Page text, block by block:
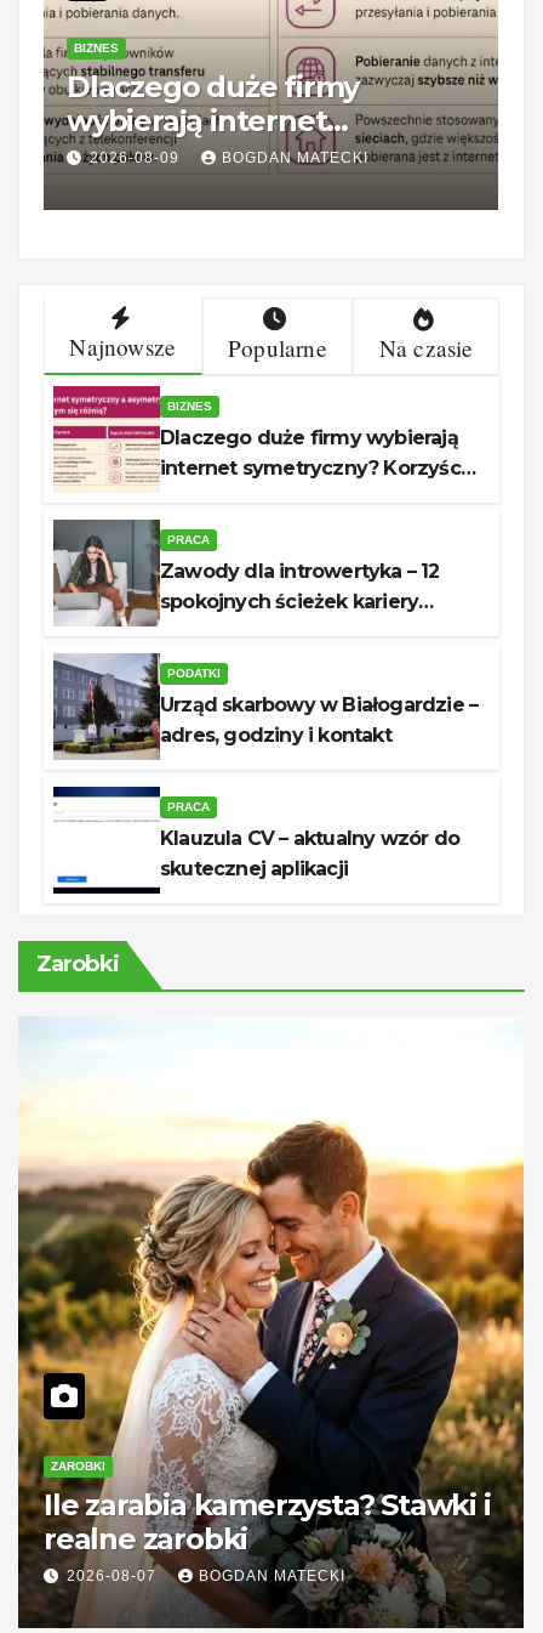
BIZNES
Dlaczego duże firmy
wybierają internet
symetryczny? Korzyści dla
2026-08-09 BOGDAN MATECKI
Najnowsze Popularne Na czasie
BIZNES
Dlaczego duże firmy wybierają
internet symetryczny? Korzyści
PRACA
Zawody dla introwertyka – 12
spokojnych ścieżek kariery
PODATKI
Urząd skarbowy w Białogardzie –
adres, godziny i kontakt
PRACA
Klauzula CV – aktualny wzór do
skutecznej aplikacji
Zarobki
ZAROBKI
Ile zarabia kamerzysta? Stawki i
realne zarobki
2026-08-07 BOGDAN MATECKI